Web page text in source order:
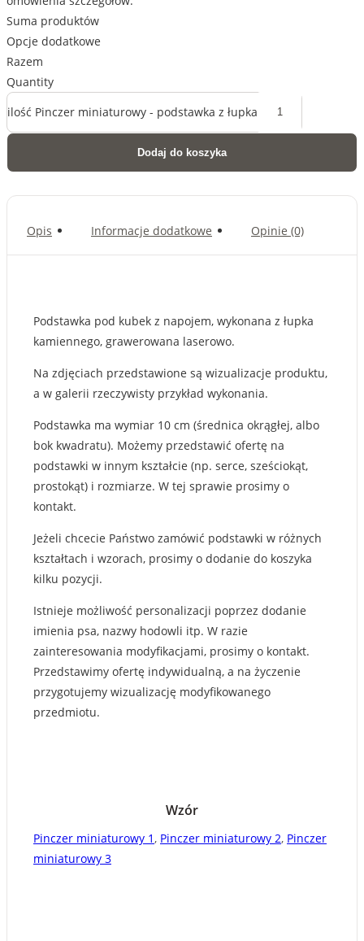
Suma produktów
Opcje dodatkowe
Razem
Quantity
ilość Pinczer miniaturowy - podstawka z łupka
Dodaj do koszyka
Opis Informacje dodatkowe Opinie (0)
Podstawka pod kubek z napojem, wykonana z łupka
kamiennego, grawerowana laserowo.
Na zdjęciach przedstawione są wizualizacje produktu,
a w galerii rzeczywisty przykład wykonania.
Podstawka ma wymiar 10 cm (średnica okrągłej, albo
bok kwadratu). Możemy przedstawić ofertę na
podstawki w innym kształcie (np. serce, sześciokąt,
prostokąt) i rozmiarze. W tej sprawie prosimy o
kontakt.
Jeżeli chcecie Państwo zamówić podstawki w różnych
kształtach i wzorach, prosimy o dodanie do koszyka
kilku pozycji.
Istnieje możliwość personalizacji poprzez dodanie
imienia psa, nazwy hodowli itp. W razie
zainteresowania modyfikacjami, prosimy o kontakt.
Przedstawimy ofertę indywidualną, a na życzenie
przygotujemy wizualizację modyfikowanego
przedmiotu.
Wzór
Pinczer miniaturowy 1, Pinczer miniaturowy 2, Pinczer
miniaturowy 3